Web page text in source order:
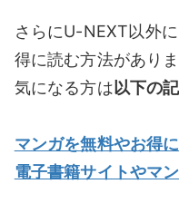
さらにU-NEXT以外
得に読む方法がありま
気になる方は以下の
マンガを無料やお得
電子書籍サイトやマ